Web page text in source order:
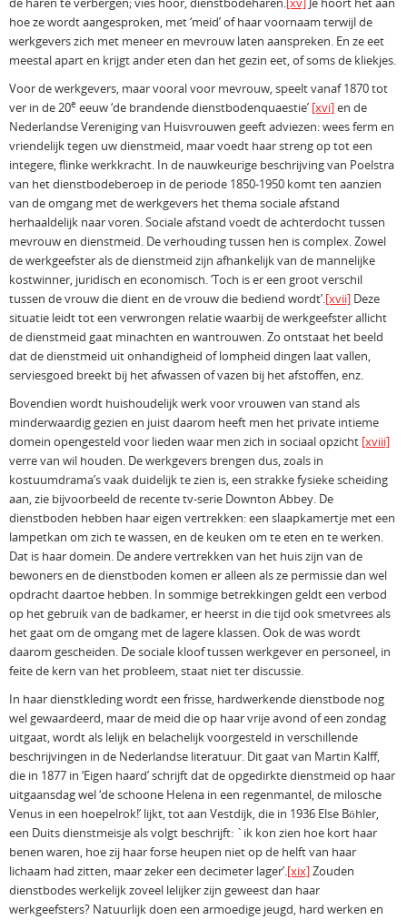
hoe ze wordt aangesproken, met ‘meid’ of haar voornaam terwijl de
werkgevers zich met meneer en mevrouw laten aanspreken. En ze eet
meestal apart en krijgt ander eten dan het gezin eet, of soms de kliekjes.
Voor de werkgevers, maar vooral voor mevrouw, speelt vanaf 1870 tot
ver in de 20e eeuw ‘de brandende dienstbodenquaestie’ [xvi]en de
Nederlandse Vereniging van Huisvrouwen geeft adviezen: wees ferm en
vriendelijk tegen uw dienstmeid, maar voedt haar streng op tot een
integere, flinke werkkracht. In de nauwkeurige beschrijving van Poelstra
van het dienstbodeberoep in de periode 1850-1950 komt ten aanzien
van de omgang met de werkgevers het thema sociale afstand
herhaaldelijk naar voren. Sociale afstand voedt de achterdocht tussen
mevrouw en dienstmeid. De verhouding tussen hen is complex. Zowel
de werkgeefster als de dienstmeid zijn afhankelijk van de mannelijke
kostwinner, juridisch en economisch. ‘Toch is er een groot verschil
tussen de vrouw die dient en de vrouw die bediend wordt’.[xvii] Deze
situatie leidt tot een verwrongen relatie waarbij de werkgeefster allicht
de dienstmeid gaat minachten en wantrouwen. Zo ontstaat het beeld
dat de dienstmeid uit onhandigheid of lompheid dingen laat vallen,
serviesgoed breekt bij het afwassen of vazen bij het afstoffen, enz.
Bovendien wordt huishoudelijk werk voor vrouwen van stand als
minderwaardig gezien en juist daarom heeft men het private intieme
domein opengesteld voor lieden waar men zich in sociaal opzicht [xviii]
verre van wil houden. De werkgevers brengen dus, zoals in
kostuumdrama’s vaak duidelijk te zien is, een strakke fysieke scheiding
aan, zie bijvoorbeeld de recente tv-serie Downton Abbey. De
dienstboden hebben haar eigen vertrekken: een slaapkamertje met een
lampetkan om zich te wassen, en de keuken om te eten en te werken.
Dat is haar domein. De andere vertrekken van het huis zijn van de
bewoners en de dienstboden komen er alleen als ze permissie dan wel
opdracht daartoe hebben. In sommige betrekkingen geldt een verbod
op het gebruik van de badkamer, er heerst in die tijd ook smetvrees als
het gaat om de omgang met de lagere klassen. Ook de was wordt
daarom gescheiden. De sociale kloof tussen werkgever en personeel, in
feite de kern van het probleem, staat niet ter discussie.
In haar dienstkleding wordt een frisse, hardwerkende dienstbode nog
wel gewaardeerd, maar de meid die op haar vrije avond of een zondag
uitgaat, wordt als lelijk en belachelijk voorgesteld in verschillende
beschrijvingen in de Nederlandse literatuur. Dit gaat van Martin Kalff,
die in 1877 in ‘Eigen haard’ schrijft dat de opgedirkte dienstmeid op haar
uitgaansdag wel ‘de schoone Helena in een regenmantel, de milosche
Venus in een hoepelrok!’ lijkt, tot aan Vestdijk, die in 1936 Else Böhler,
een Duits dienstmeisje als volgt beschrijft: `ik kon zien hoe kort haar
benen waren, hoe zij haar forse heupen niet op de helft van haar
lichaam had zitten, maar zeker een decimeter lager’.[xix]Zouden
dienstbodes werkelijk zoveel lelijker zijn geweest dan haar
werkgeefsters? Natuurlijk doen een armoedige jeugd, hard werken en